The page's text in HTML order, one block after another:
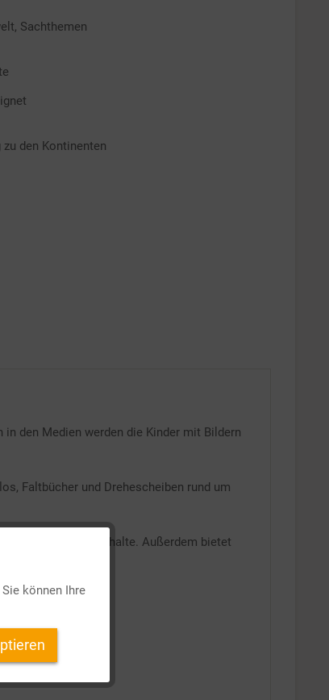
Sachthemen
den Kontinenten
den Medien werden die Kinder mit Bildern
Faltbücher und Drehescheiben rund um
erarbeiteten Lerninhalte. Außerdem bietet
Inaktiv
können Ihre